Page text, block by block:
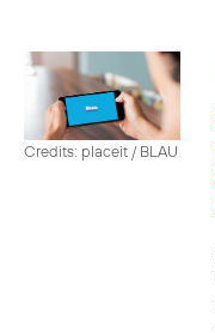
Credits: placeit / BLAU